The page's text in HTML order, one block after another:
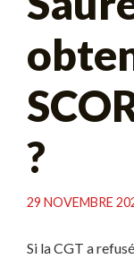
?
29 NOVEMBRE
Si la CGT a